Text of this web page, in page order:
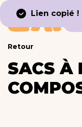
Lien copié !
Retour
SACS À